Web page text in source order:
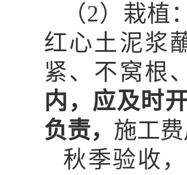
（2）栽植
红心土泥浆
紧、不窝根
内，应及时
负责， 施工
秋季验收